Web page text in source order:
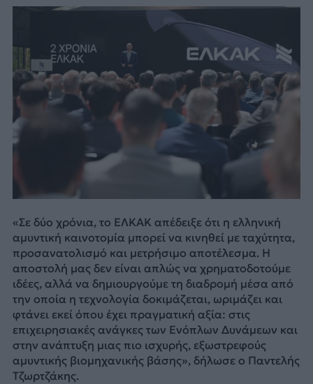
«Σε δύο χρόνια, το ΕΛΚΑΚ απέδειξε ότι η ελληνική
αμυντική καινοτομία μπορεί να κινηθεί με ταχύτητα,
προσανατολισμό και μετρήσιμο αποτέλεσμα. Η
αποστολή μας δεν είναι απλώς να χρηματοδοτούμε
ιδέες, αλλά να δημιουργούμε τη διαδρομή μέσα από
την οποία η τεχνολογία δοκιμάζεται, ωριμάζει και
φτάνει εκεί όπου έχει πραγματική αξία: στις
επιχειρησιακές ανάγκες των Ενόπλων Δυνάμεων και
στην ανάπτυξη μιας πιο ισχυρής, εξωστρεφούς
αμυντικής βιομηχανικής βάσης», δήλωσε ο Παντελής
Τζωρτζάκης.